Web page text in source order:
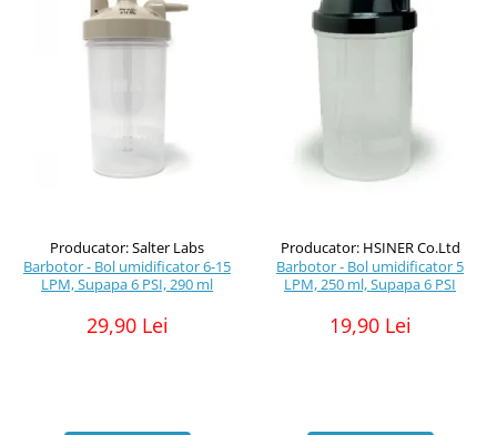
Producator: Salter Labs
Barbotor - Bol umidificator 6-15
LPM, Supapa 6 PSI, 290 ml
29,90 Lei
Producator: HSINER Co.Ltd
Barbotor - Bol umidificator 5
LPM, 250 ml, Supapa 6 PSI
19,90 Lei